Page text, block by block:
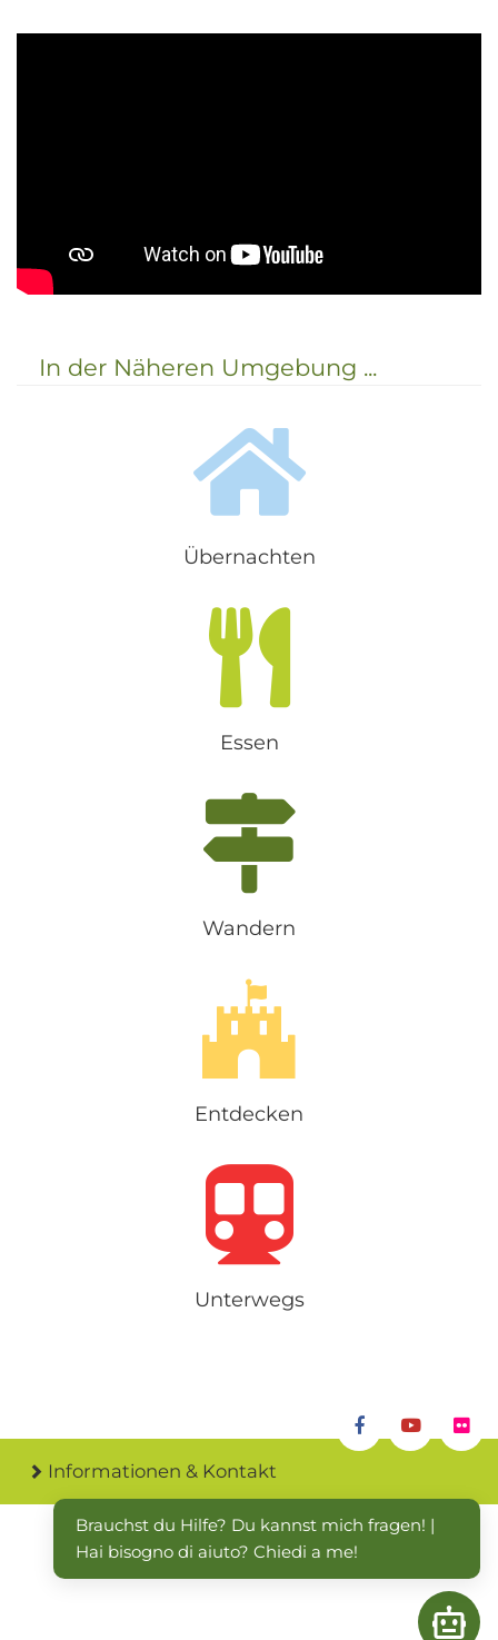
In der Näheren Umgebung ...
Übernachten
Essen
Wandern
Entdecken
Unterwegs
Informationen & Kontakt
Open
Brauchst du Hilfe? Du kannst mich fragen! |
Hai bisogno di aiuto? Chiedi a me!